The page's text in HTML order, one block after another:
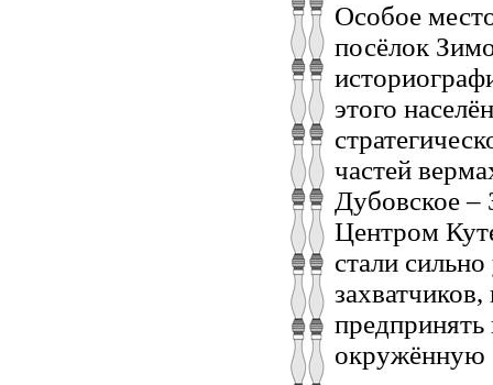
Особое
посёлок
этого
частей
Дубовское –
Центром
стали